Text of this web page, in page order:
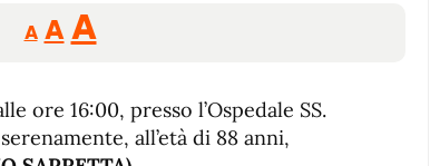
A
Reducir
tamaño
A Restablecer
tamaño
de
fuente
AAumentar
de
ore 16:00, presso l’Ospedale SS.
all’età di 88 anni,